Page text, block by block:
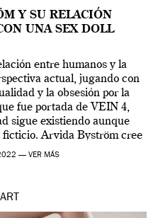
Y SU RELACIÓN
UNA SEX DOLL
entre humanos y la
actual, jugando con
y la obsesión por la
fue portada de VEIN 4,
sigue existiendo aunque
ficticio. Arvida Byström cree
un complejo […]
— VER MÁS
ART